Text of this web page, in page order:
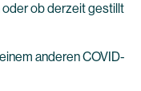
ob derzeit gestillt
anderen COVID-